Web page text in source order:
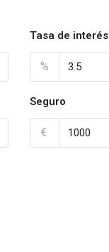
Tasa de interés
%
Seguro
€